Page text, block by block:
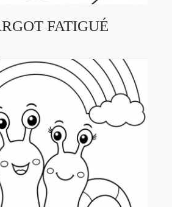
FATIGUÉ